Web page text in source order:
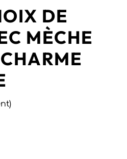
DE
MÈCHE